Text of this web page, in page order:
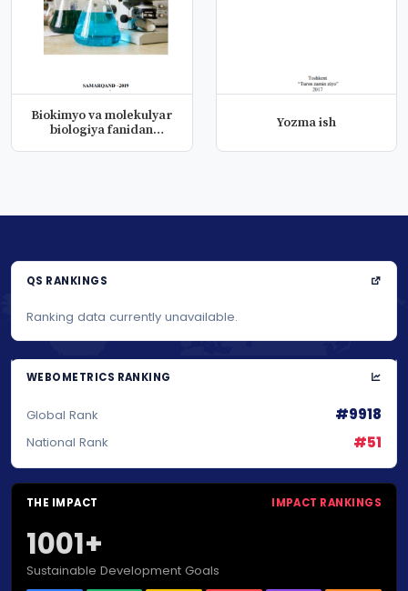
Biokimyo va molekulyar
biologiya fanidan
Yozma ish
QS RANKINGS
Ranking data currently unavailable.
WEBOMETRICS RANKING
Global Rank #9918
National Rank #51
THE IMPACT IMPACT RANKINGS
1001+
Sustainable Development Goals